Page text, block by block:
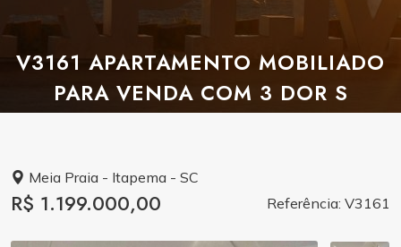
V3161 APARTAMENTO MOBILIADO
PARA VENDA COM 3 DOR S
Meia Praia - Itapema - SC
R$ 1.199.000,00 Referência: V3161